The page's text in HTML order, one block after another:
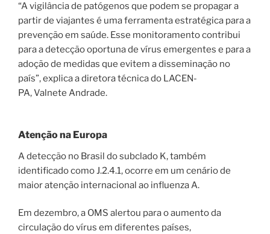
“A vigilância de patógenos que podem se propagar a
partir de viajantes é uma ferramenta estratégica para a
prevenção em saúde. Esse monitoramento contribui
para a detecção oportuna de vírus emergentes e para a
adoção de medidas que evitem a disseminação no
país”, explica a diretora técnica do LACEN-
PA, Valnete Andrade.
Atenção na Europa
A detecção no Brasil do subclado K, também
identificado como J.2.4.1, ocorre em um cenário de
maior atenção internacional ao influenza A.
Em dezembro, a OMS alertou para o aumento da
circulação do vírus em diferentes países,